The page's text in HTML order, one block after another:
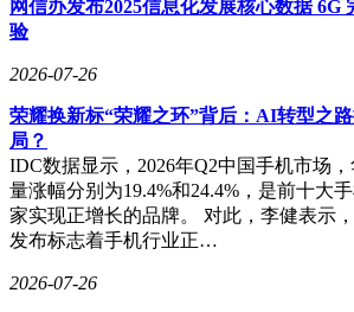
指出，随着监管框架的完善，行业将在风
模式将成为主流。
服务信任缺口仍是制约发展的关键因素。
的核心原因集中于服务体验和信任问题，
服务缺失和条款隐患位列担忧前三。这
的紧迫性：既要通过技术创新提升效率，
服务体系。报告显示，消费者对简化理赔
性和建立第三方监督机制的需求尤为迫切
网信办发布2025信息化发展核心数据 6G
验
2026-07-26
荣耀换新标“荣耀之环”背后：AI转型之
局？
IDC数据显示，2026年Q2中国手机市场
量涨幅分别为19.4%和24.4%，是前十大
家实现正增长的品牌。 对此，李健表示
发布标志着手机行业正…
2026-07-26